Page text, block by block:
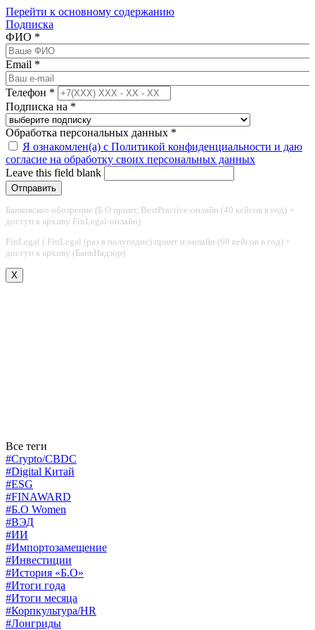
Перейти к основному содержанию
Подписка
ФИО *
Email *
Телефон *
Подписка на *
Обработка персональных данных *
Я ознакомлен(а) с Политикой конфиденциальности и даю
согласие на обработку своих персональных данных
Leave this field blank
Банковское обозрение (Б.О принт, BestPractice-онлайн (40 кейсов в год) +
доступ к архиву FinLegal-онлайн)
FinLegal ( FinLegal (раз в полугодие) принт и онлайн (60 кейсов в год) +
доступ к архиву (БанкНадзор)
X
Все теги
#Crypto/CBDC
#Digital Китай
#ESG
#FINAWARD
#Б.О Women
#ВЭД
#ИИ
#Импортозамещение
#Инвестиции
#История «Б.О»
#Итоги года
#Итоги месяца
#Корпкультура/HR
#Лонгриды